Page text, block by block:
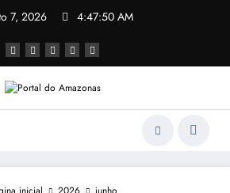
7, 2026 4:47:51 AM